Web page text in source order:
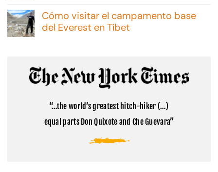
Malvinas:
consejos
y
opciones
hay
comentarios
en
Cómo
la
montaña
sagrada
Tibet
Cómo visitar el campamento base
del Everest en Tíbet
Cómo
visitar
el
base
Everest
en
“…the world’s greatest hitch-hiker (…)
equal parts Don Quixote and Che Guevara”